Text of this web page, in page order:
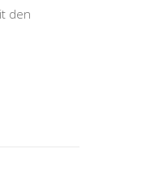
den